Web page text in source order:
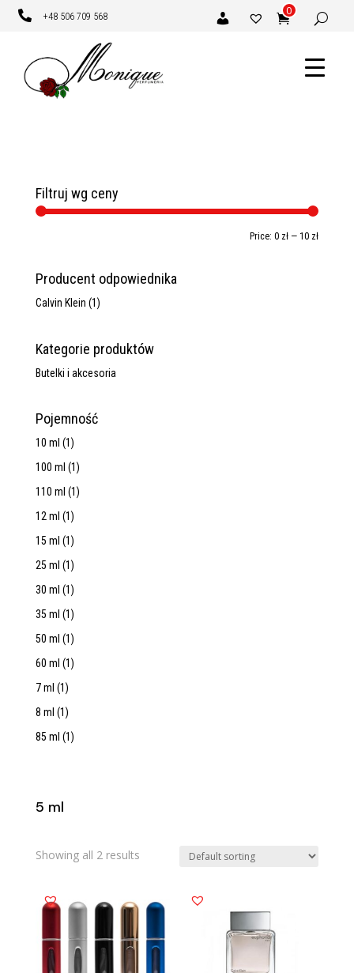
 +48 506 709 568 0
Filtruj wg ceny
Min
Max
Price:0 zł —10 zł
Producent odpowiednika
Calvin Klein (1)
Kategorie produktów
Butelki i akcesoria
Pojemność
10 ml (1)
100 ml (1)
110 ml (1)
12 ml (1)
15 ml (1)
25 ml (1)
30 ml (1)
35 ml (1)
50 ml (1)
60 ml (1)
7 ml (1)
8 ml (1)
85 ml (1)
5 ml
Showing all 2 results